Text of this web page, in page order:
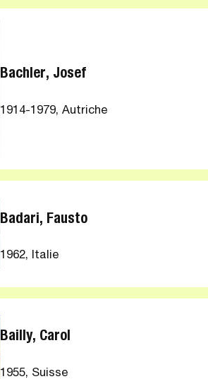
Bachler, Josef
1914-1979, Autriche
Badari, Fausto
1962, Italie
Bailly, Carol
1955, Suisse